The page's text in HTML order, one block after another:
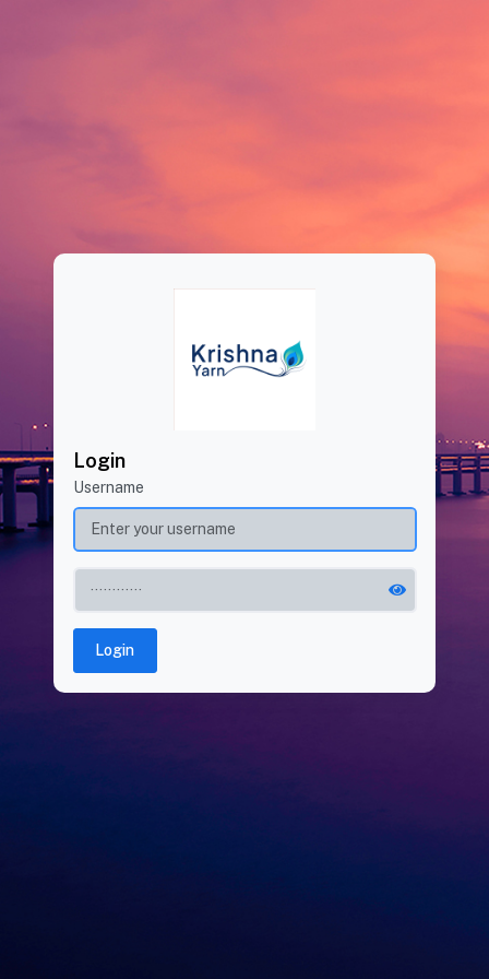
Login
Username
Login